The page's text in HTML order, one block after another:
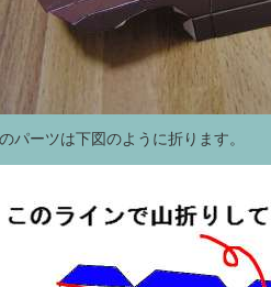
パーツは下図のように折ります。